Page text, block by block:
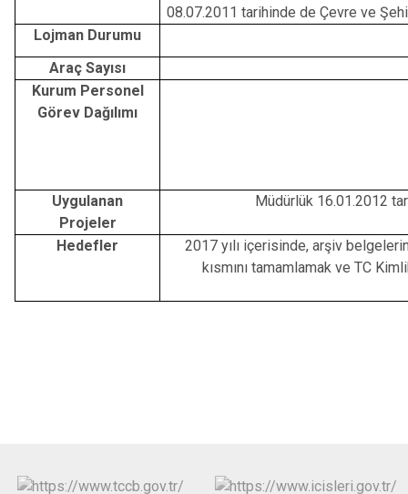
08.07.2011 tarihinde de Çevre ve
Lojman Durumu
Araç Sayısı
Kurum Personel
Görev Dağılımı
Uygulanan
Projeler
Müdürlük 16.01.2012
Hedefler
2017 yılı içerisinde, arşiv
kısmını tamamlamak ve TC